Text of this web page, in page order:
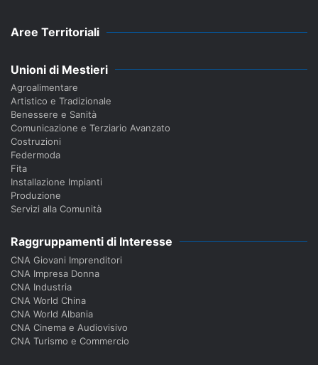
Aree Territoriali
Unioni di Mestieri
Agroalimentare
Artistico e Tradizionale
Benessere e Sanità
Comunicazione e Terziario Avanzato
Costruzioni
Federmoda
Fita
Installazione Impianti
Produzione
Servizi alla Comunità
Raggruppamenti di Interesse
CNA Giovani Imprenditori
CNA Impresa Donna
CNA Industria
CNA World China
CNA World Albania
CNA Cinema e Audiovisivo
CNA Turismo e Commercio